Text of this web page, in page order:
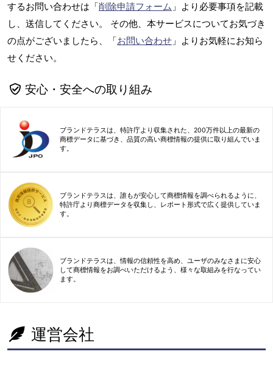
するお問い合わせは「削除申請フォーム 」より必要事項を記載
し、送信してください。 その他、本サービスについてお気づき
の点がございましたら、「お問い合わせ 」よりお気軽にお知ら
せください。
安心・安全への取り組み
ブランドテラスは、特許庁より収集された、200万件以上の最新の
商標データに基づき、品質の高い商標情報の提供に取り組んでいま
す。
ブランドテラスは、誰もが安心して商標情報を調べられるように、
特許庁より商標データを収集し、レポート形式で広く提供していま
す。
ブランドテラスは、情報の信頼性を高め、ユーザのみなさまに安心
して商標情報をお調べいただけるよう、様々な取組みを行なってい
ます。
運営会社